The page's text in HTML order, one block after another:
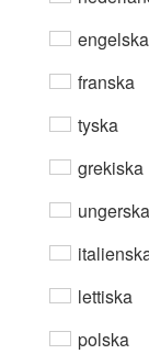
engelska
franska
tyska
grekiska
ungerska
lettiska
polska